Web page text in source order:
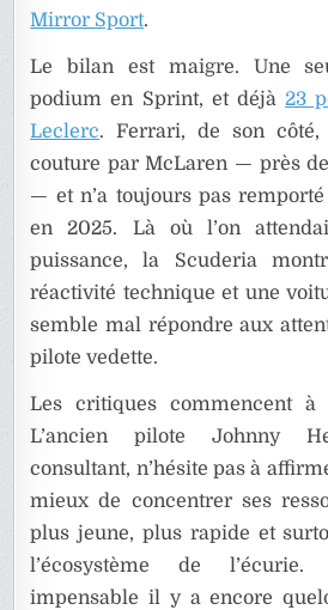
Mirror Sport.
Le bilan est maigre. Une
podium en Sprint, et déjà23
Leclerc. Ferrari, de son
couture par McLaren — près
— et n’a toujours pas
en 2025. Là où l’on
puissance, la Scuderia
réactivité technique et une
semble mal répondre aux
pilote vedette.
Les critiques commencent à
L’ancien pilote Johnny
consultant, n’hésite pas à
mieux de concentrer ses
plus jeune, plus rapide et
l’écosystème de l’écurie.
impensable il y a encore